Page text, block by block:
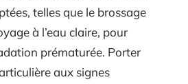
telles que le brossage
à l’eau claire, pour
prématurée. Porter
aux signes